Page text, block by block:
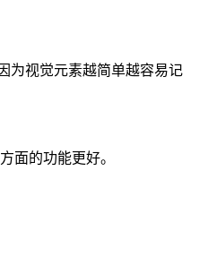
为视觉元素越简单越容易记
面的功能更好。